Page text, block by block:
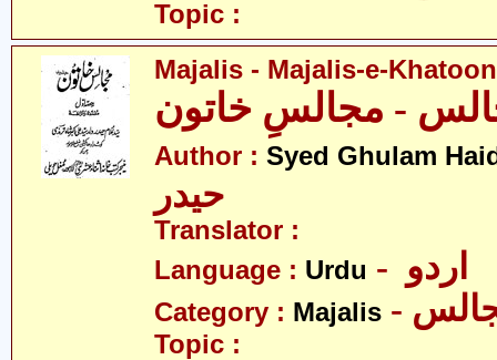
Topic :
Majalis - Majalis-e-Khatoon
Author : Syed Ghulam
حیدر
Translator :
Language : Urdu
Category : Majalis
Topic :